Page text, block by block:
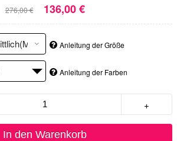
276,00 € 136,00 €
Anleitung der Größe
Anleitung der Farben
+
In den Warenkorb